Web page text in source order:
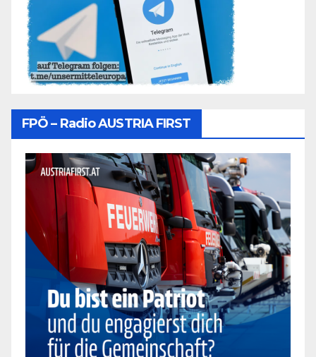
FPÖ – Radio AUSTRIA FIRST